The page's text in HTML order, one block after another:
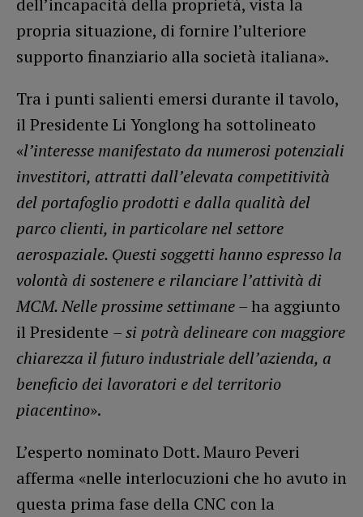
propria situazione, di fornire l’ulteriore
supporto finanziario alla società italiana».
Tra i punti salienti emersi durante il tavolo,
il Presidente Li Yonglong ha sottolineato
«l’interesse manifestato da numerosi potenziali
investitori, attratti dall’elevata competitività
del portafoglio prodotti e dalla qualità del
parco clienti, in particolare nel settore
aerospaziale. Ǫuesti soggetti hanno espresso la
volontà di sostenere e rilanciare l’attività di
MCM. Nelle prossime settimane –ha aggiunto
il Presidente – si potrà delineare con maggiore
chiarezza il futuro industriale dell’azienda, a
beneficio dei lavoratori e del territorio
piacentino».
L’esperto nominato Dott. Mauro Peveri
afferma «nelle interlocuzioni che ho avuto in
questa prima fase della CNC con la